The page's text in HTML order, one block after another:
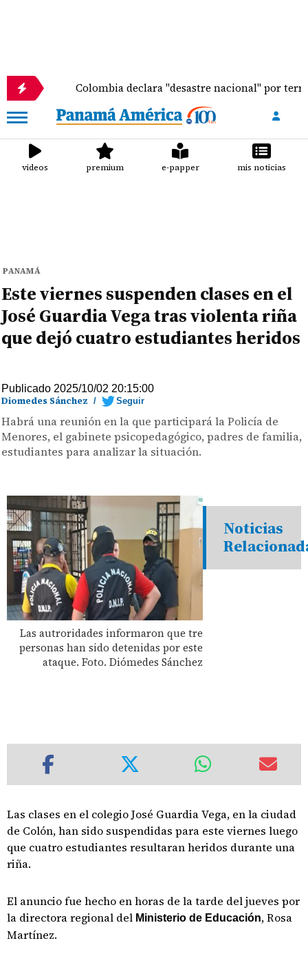
Colombia declara "desastre nacional" por terremoto que
videos premium e-papper mis noticias
PANAMÁ
Este viernes suspenden clases en el
José Guardia Vega tras violenta riña
que dejó cuatro estudiantes heridos
Publicado 2025/10/02 20:15:00
Diomedes Sánchez / Seguir
Habrá una reunión en la que participará la Policía de
Menores, el gabinete psicopedagógico, padres de familia,
estudiantes para analizar la situación.
Las autroridades informaron que tre
personas han sido detenidas por este
ataque. Foto. Diómedes Sánchez
Noticias
Las clases en el colegio José Guardia Vega, en la ciudad
de Colón, han sido suspendidas para este viernes luego
que cuatro estudiantes resultaran heridos durante una
riña.
El anuncio fue hecho en horas de la tarde del jueves por
la directora regional del Ministerio de Educación, Rosa
Martínez.